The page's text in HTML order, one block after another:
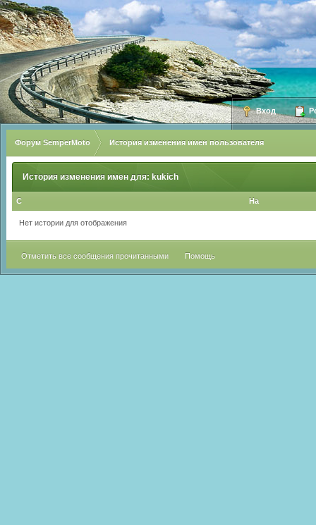
Вход
Форум SemperMoto История изменения имен пользователя
История изменения имен для: kukich
С На
Нет истории для отображения
Отметить все сообщения прочитанными Помощь